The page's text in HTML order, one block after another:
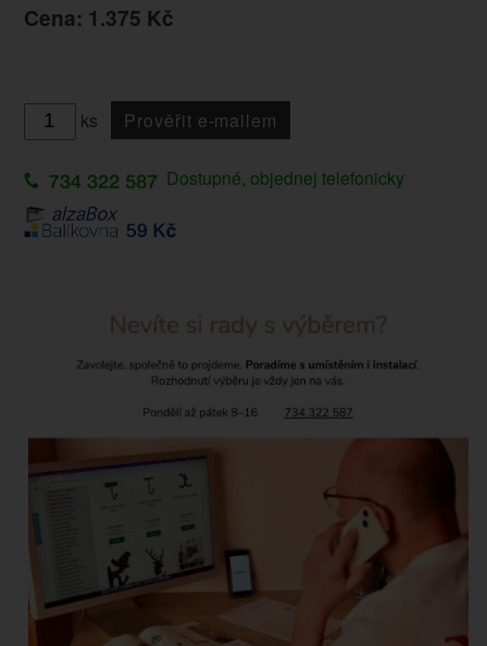
Cena: 1.375 Kč
ks Prověřit e-mailem
Dostupné, objednej telefonicky